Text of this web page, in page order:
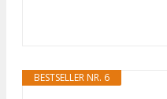
BESTSELLER NR. 6